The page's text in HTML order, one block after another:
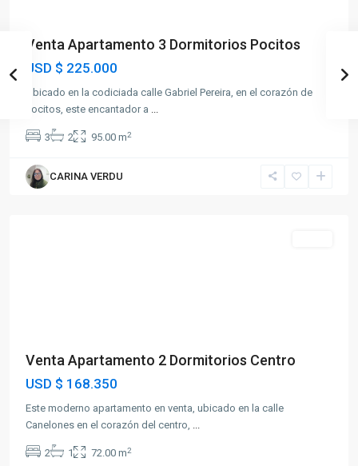
Venta Apartamento 3 Dormitorios Pocitos
USD $ 225.000
Ubicado en la codiciada calle Gabriel Pereira, en el corazón de
Pocitos, este encantador a ...
3 2 95.00 m2
CARINA VERDU
Venta Apartamento 2 Dormitorios Centro
USD $ 168.350
Este moderno apartamento en venta, ubicado en la calle
Canelones en el corazón del centro, ...
2 1 72.00 m2